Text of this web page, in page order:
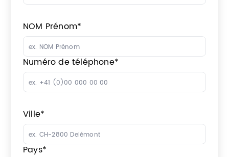
NOM Prénom*
Numéro de téléphone*
Ville*
Pays*